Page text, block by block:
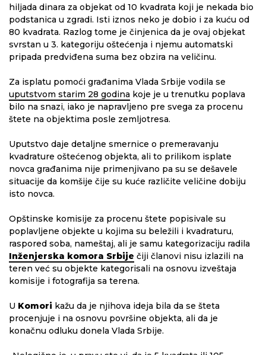
hiljada dinara za objekat od 10 kvadrata koji je nekada bio
podstanica u zgradi. Isti iznos neko je dobio i za kuću od
80 kvadrata. Razlog tome je činjenica da je ovaj objekat
svrstan u 3. kategoriju oštećenja i njemu automatski
pripada predviđena suma bez obzira na veličinu.
Za isplatu pomoći građanima Vlada Srbije vodila se
uputstvom starim 28 godina koje je u trenutku poplava
bilo na snazi, iako je napravljeno pre svega za procenu
štete na objektima posle zemljotresa.
Uputstvo daje detaljne smernice o premeravanju
kvadrature oštećenog objekta, ali to prilikom isplate
novca građanima nije primenjivano pa su se dešavele
situacije da komšije čije su kuće različite veličine dobiju
isto novca.
Opštinske komisije za procenu štete popisivale su
poplavljene objekte u kojima su beležili i kvadraturu,
raspored soba, nameštaj, ali je samu kategorizaciju radila
Inženjerska komora Srbije čiji članovi nisu izlazili na
teren već su objekte kategorisali na osnovu izveštaja
komisije i fotografija sa terena.
U Komori kažu da je njihova ideja bila da se šteta
procenjuje i na osnovu površine objekta, ali da je
konačnu odluku donela Vlada Srbije.